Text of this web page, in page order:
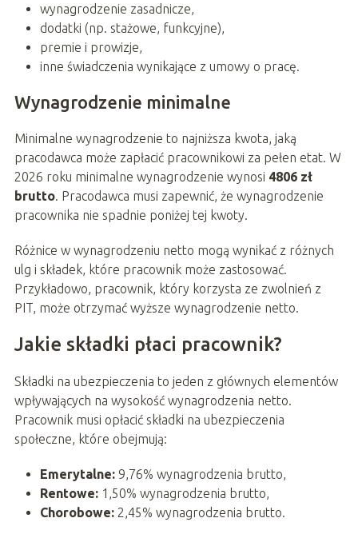
wynagrodzenie zasadnicze,
dodatki (np. stażowe, funkcyjne),
premie i prowizje,
inne świadczenia wynikające z umowy o pracę.
Wynagrodzenie minimalne
Minimalne wynagrodzenie to najniższa kwota, jaką
pracodawca może zapłacić pracownikowi za pełen etat. W
2026 roku minimalne wynagrodzenie wynosi 4806 zł
brutto. Pracodawca musi zapewnić, że wynagrodzenie
pracownika nie spadnie poniżej tej kwoty.
Różnice w wynagrodzeniu netto mogą wynikać z różnych
ulg i składek, które pracownik może zastosować.
Przykładowo, pracownik, który korzysta ze zwolnień z
PIT, może otrzymać wyższe wynagrodzenie netto.
Jakie składki płaci pracownik?
Składki na ubezpieczenia to jeden z głównych elementów
wpływających na wysokość wynagrodzenia netto.
Pracownik musi opłacić składki na ubezpieczenia
społeczne, które obejmują:
Emerytalne:9,76% wynagrodzenia brutto,
Rentowe:1,50% wynagrodzenia brutto,
Chorobowe:2,45% wynagrodzenia brutto.